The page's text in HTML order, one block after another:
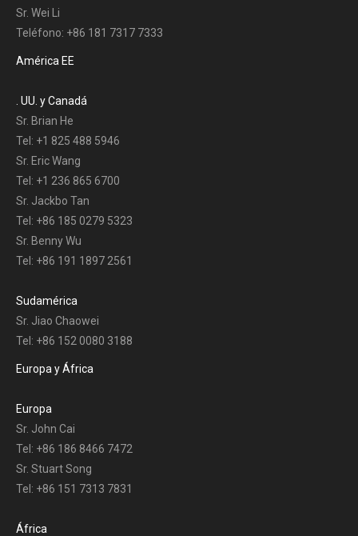
Sr. Wei Li
Teléfono: +86 181 7317 7333
América EE
. UU. y Canadá
Sr. Brian He
Tel: +1 825 488 5946
Sr. Eric Wang
Tel: +1 236 865 6700
Sr. Jackbo Tan
Tel: +86 185 0279 5323
Sr. Benny Wu
Tel: +86 191 1897 2561
Sudamérica
Sr. Jiao Chaowei
Tel: +86 152 0080 3188
Europa y África
Europa
Sr. John Cai
Tel: +86 186 8466 7472
Sr. Stuart Song
Tel: +86 151 7313 7831
África